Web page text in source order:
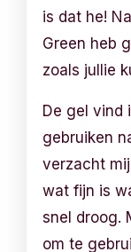
is dat he!
Green heb
zoals jullie
De gel vind
gebruiken
verzacht
wat fijn is
snel droog.
om te